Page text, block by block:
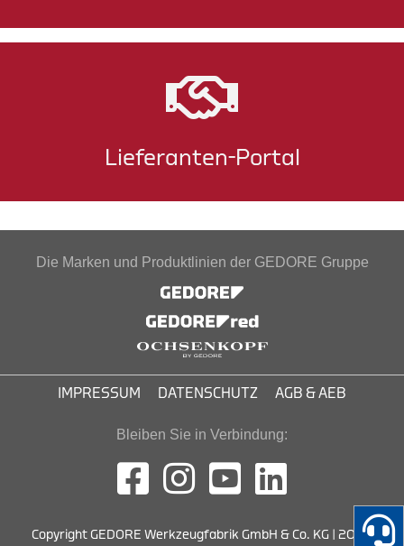
Lieferanten-Portal
Die Marken und Produktlinien der GEDORE Gruppe
IMPRESSUM DATENSCHUTZ AGB & AEB
Bleiben Sie in Verbindung:
Copyright GEDORE Werkzeugfabrik GmbH & Co. KG | 2026